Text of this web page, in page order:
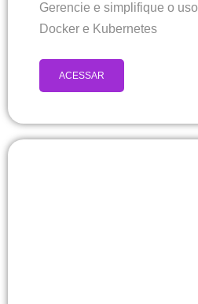
Gerencie e simplifique o
Docker e Kubernetes
ACESSAR